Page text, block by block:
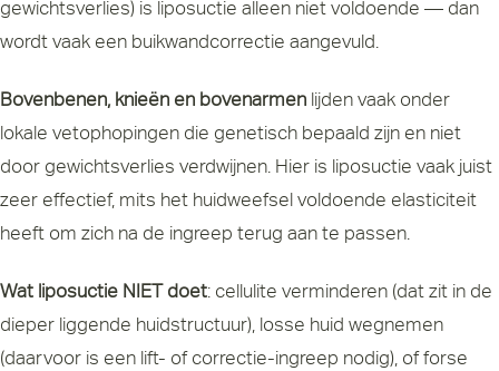
gewichtsverlies) is liposuctie alleen niet voldoende — dan
wordt vaak een buikwandcorrectie aangevuld.
Bovenbenen, knieën en bovenarmen lijden vaak onder
lokale vetophopingen die genetisch bepaald zijn en niet
door gewichtsverlies verdwijnen. Hier is liposuctie vaak juist
zeer effectief, mits het huidweefsel voldoende elasticiteit
heeft om zich na de ingreep terug aan te passen.
Wat liposuctie NIET doet: cellulite verminderen (dat zit in de
dieper liggende huidstructuur), losse huid wegnemen
(daarvoor is een lift- of correctie-ingreep nodig), of forse